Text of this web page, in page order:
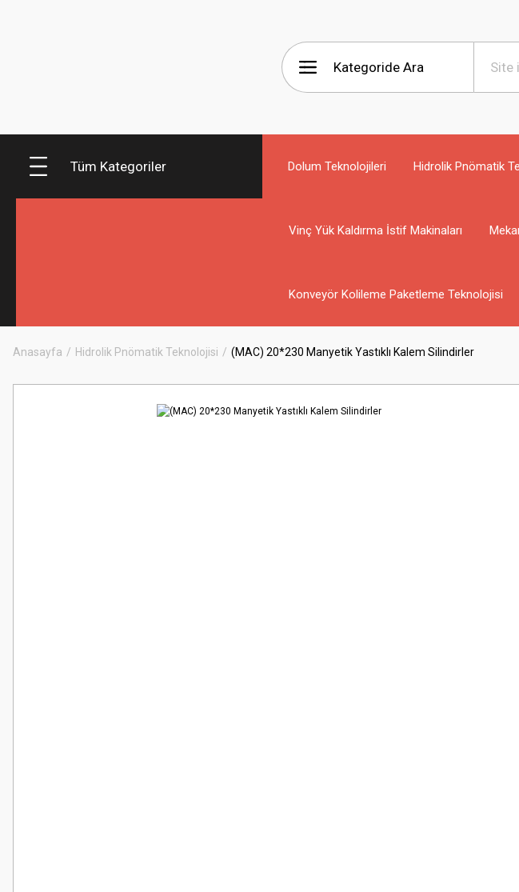
Tüm Kategoriler Dolum Teknolojileri Hidrolik Pnömatik
Vinç Yük Kaldırma İstif Makinaları
Konveyör Kolileme Paketleme Teknolojisi
Anasayfa Hidrolik Pnömatik Teknolojisi (MAC) 20*230 Manyetik Yastıklı Kalem Silindirler